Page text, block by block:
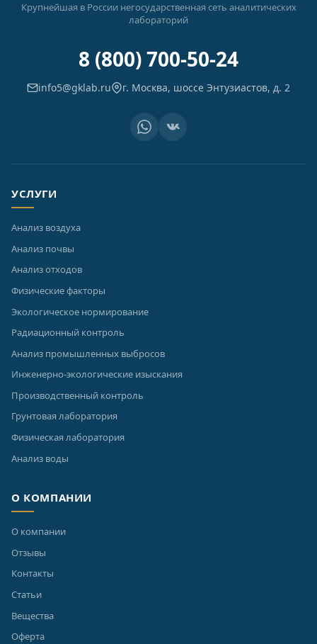
Крупнейшая в России негосударственная сеть аналитических
лабораторий
8 (800) 700-50-24
info5@gklab.ru г. Москва, шоссе Энтузиастов, д. 2
УСЛУГИ
Анализ воздуха
Анализ почвы
Анализ отходов
Физические факторы
Экологическое нормирование
Радиационный контроль
Анализ промышленных выбросов
Инженерно-экологические изыскания
Производственный контроль
Грунтовая лаборатория
Физическая лаборатория
Анализ воды
О КОМПАНИИ
О компании
Отзывы
Контакты
Статьи
Вещества
Оферта